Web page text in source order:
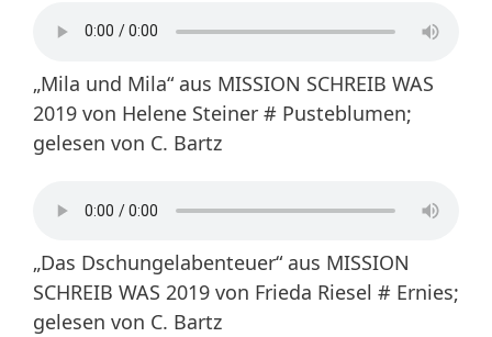
„Mila und Mila“ aus MISSION SCHREIB WAS
2019 von Helene Steiner # Pusteblumen;
gelesen von C. Bartz
„Das Dschungelabenteuer“ aus MISSION
SCHREIB WAS 2019 von Frieda Riesel # Ernies;
gelesen von C. Bartz